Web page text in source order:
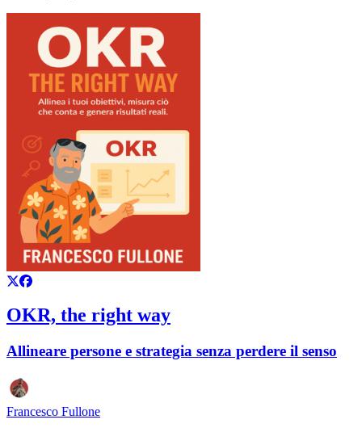
OKR, the right way
Allineare persone e strategia senza perdere il senso
Francesco Fullone